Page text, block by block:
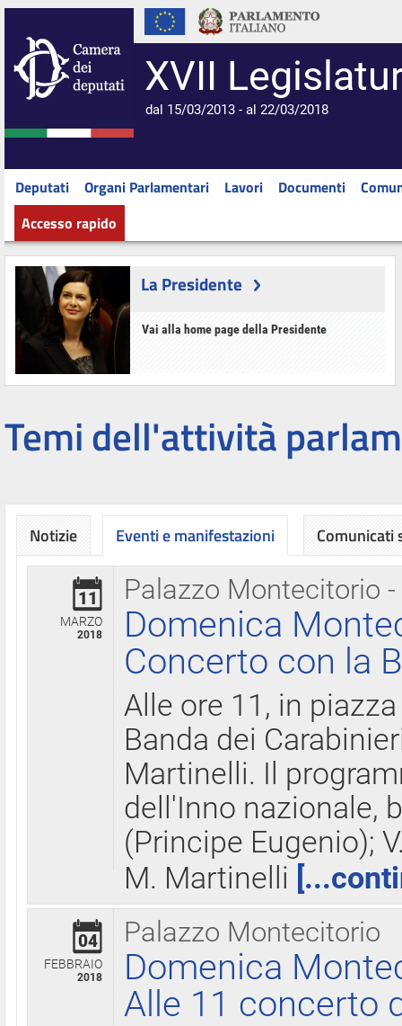
XVII
dal 15/03/2013 - al 22/03/2018
Deputati Organi Parlamentari Lavori Documenti
Accesso rapido
La Presidente
Vai alla home page della Presidente
Temi dell'attività
Notizie Eventi e manifestazioni
Palazzo Montecitorio
11
MARZO
2018
Domenica
Concerto con la
Alle ore 11, in
Banda dei
Martinelli. Il
dell'Inno nazionale,
(Principe Eugenio);
M. Martinelli
Palazzo Montecitorio
04
FEBBRAIO
2018
Domenica
Alle 11 concerto
Comunicati